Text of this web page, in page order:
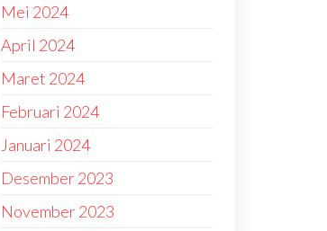
Mei 2024
April 2024
Maret 2024
Februari 2024
Januari 2024
Desember 2023
November 2023